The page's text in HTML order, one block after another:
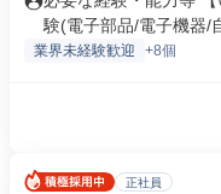
験(電子部品/電子機器/
業界未経験歓迎 +8個
正社員